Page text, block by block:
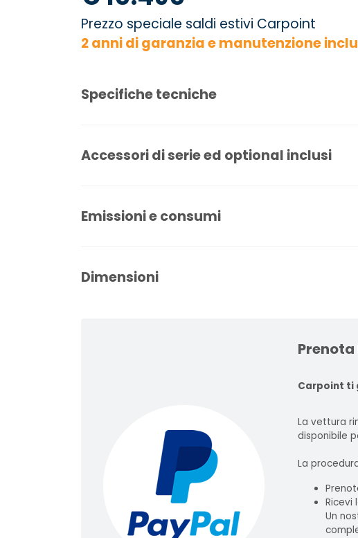
Prezzo speciale saldi estivi Carpoint
2 anni di garanzia e manutenzione
Specifiche tecniche
Accessori di serie ed optional inclusi
Emissioni e consumi
Dimensioni
Carpoint ti
La vettura
disponibile
La
Ricevi
Un